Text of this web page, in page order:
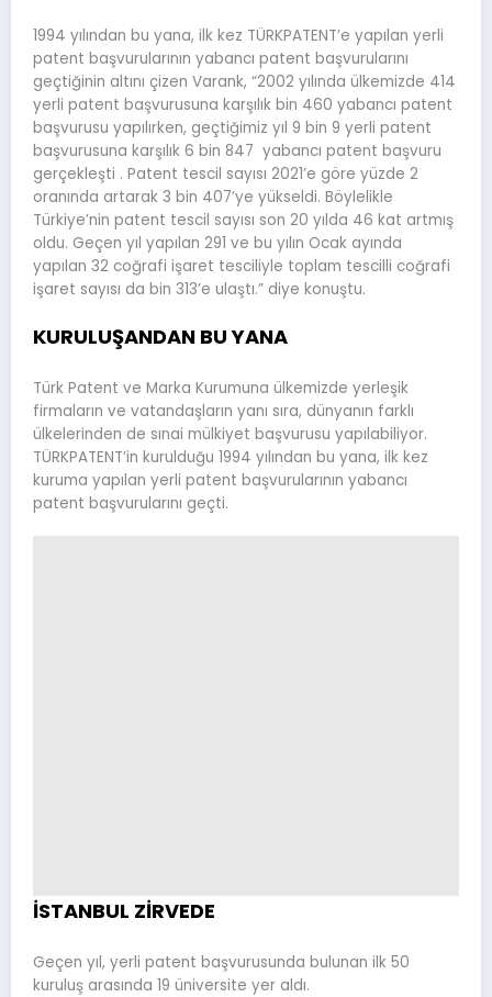
1994 yılından bu yana, ilk kez TÜRKPATENT’e yapılan yerli
patent başvurularının yabancı patent başvurularını
geçtiğinin altını çizen Varank, “2002 yılında ülkemizde 414
yerli patent başvurusuna karşılık bin 460 yabancı patent
başvurusu yapılırken, geçtiğimiz yıl 9 bin 9 yerli patent
başvurusuna karşılık 6 bin 847 yabancı patent başvuru
gerçekleşti . Patent tescil sayısı 2021’e göre yüzde 2
oranında artarak 3 bin 407’ye yükseldi. Böylelikle
Türkiye’nin patent tescil sayısı son 20 yılda 46 kat artmış
oldu. Geçen yıl yapılan 291 ve bu yılın Ocak ayında
yapılan 32 coğrafi işaret tesciliyle toplam tescilli coğrafi
işaret sayısı da bin 313’e ulaştı.” diye konuştu.
KURULUŞANDAN BU YANA
Türk Patent ve Marka Kurumuna ülkemizde yerleşik
firmaların ve vatandaşların yanı sıra, dünyanın farklı
ülkelerinden de sınai mülkiyet başvurusu yapılabiliyor.
TÜRKPATENT’in kurulduğu 1994 yılından bu yana, ilk kez
kuruma yapılan yerli patent başvurularının yabancı
patent başvurularını geçti.
İSTANBUL ZİRVEDE
Geçen yıl, yerli patent başvurusunda bulunan ilk 50
kuruluş arasında 19 üniversite yer aldı.